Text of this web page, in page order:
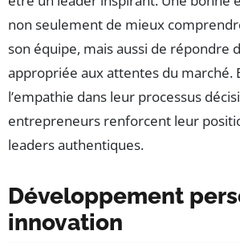
non seulement de mieux
son équipe, mais aussi de répondre
appropriée aux attentes du marché.
l’empathie dans leur processus
entrepreneurs renforcent leur
leaders authentiques.
Développement
innovation